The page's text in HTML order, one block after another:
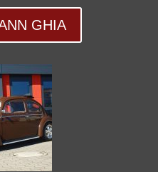
GHIA